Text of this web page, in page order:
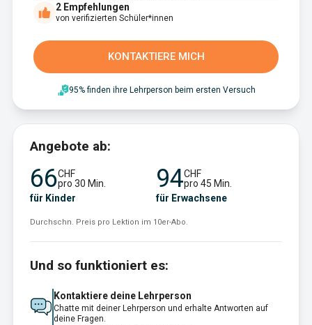
2 Empfehlungen
von verifizierten Schüler*innen
KONTAKTIERE MICH
95% finden ihre Lehrperson beim ersten Versuch
Angebote ab:
66CHF
pro 30 Min.
für Kinder
94CHF
pro 45 Min.
für Erwachsene
Durchschn. Preis pro Lektion im 10er-Abo.
Und so funktioniert es:
Kontaktiere deine Lehrperson
Chatte mit deiner Lehrperson und erhalte Antworten auf
deine Fragen.